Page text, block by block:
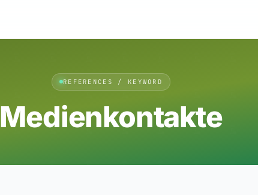
REFERENCES / KEYWORD
Medienkontakte